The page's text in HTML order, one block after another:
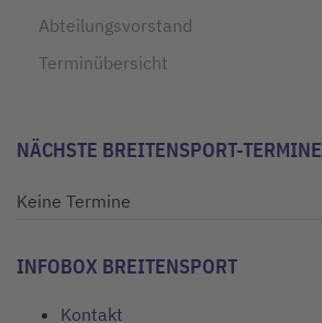
Abteilungsvorstand
Terminübersicht
NÄCHSTE BREITENSPORT-TERMINE
Keine Termine
INFOBOX BREITENSPORT
Kontakt